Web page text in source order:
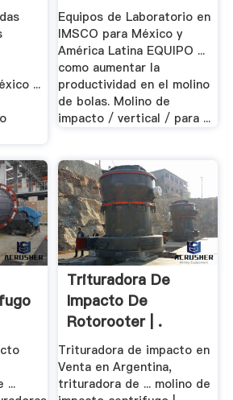
...
Equipos de Laboratorio en
IMSCO para México y
América Latina EQUIPO ...
como aumentar la
productividad en el molino
de bolas. Molino de
impacto / vertical / para ...
...
Trituradora De
Impacto De
Rotorooter | .
Trituradora de impacto en
Venta en Argentina,
trituradora de ... molino de